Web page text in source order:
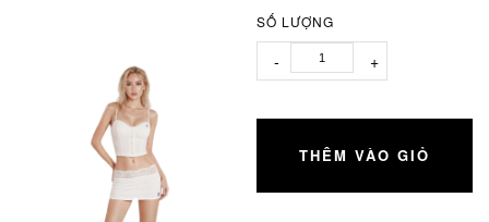
SỐ LƯỢNG
- +
THÊM VÀO GIỎ